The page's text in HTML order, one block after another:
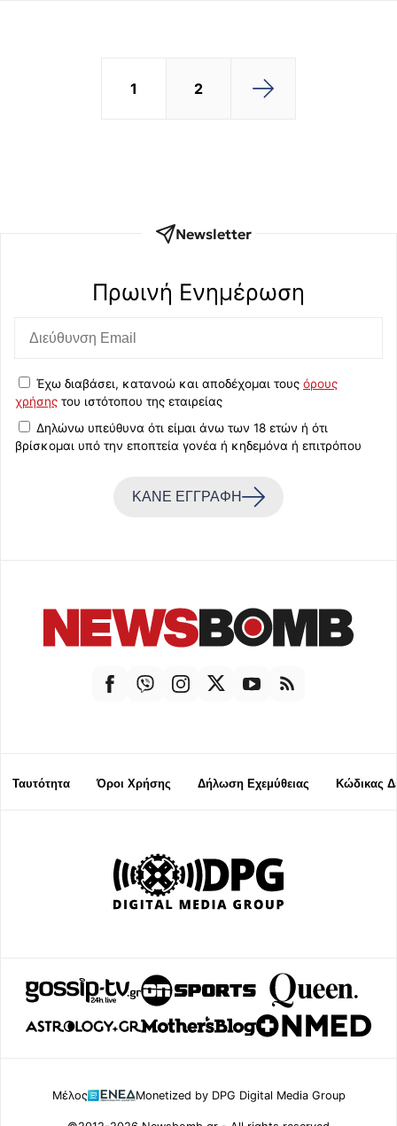
1 2
Newsletter
Πρωινή Eνημέρωση
Έχω διαβάσει, κατανοώ και αποδέχομαι τους όρους
χρήσης του ιστότοπου της εταιρείας
Δηλώνω υπεύθυνα ότι είμαι άνω των 18 ετών ή ότι
βρίσκομαι υπό την εποπτεία γονέα ή κηδεμόνα ή επιτρόπου
ΚΑΝΕ ΕΓΓΡΑΦΗ
Ταυτότητα Όροι Χρήσης Δήλωση Εχεμύθειας Κώδικας
Μέλος Monetized by DPG Digital Media Group